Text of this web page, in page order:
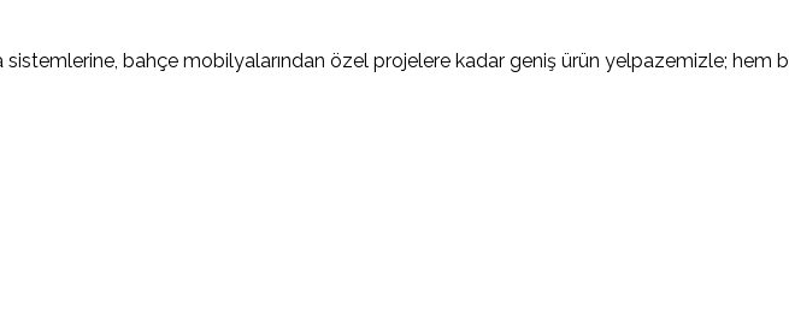
bahçe mobilyalarından özel projelere kadar geniş ürün yelpazemizle; hem